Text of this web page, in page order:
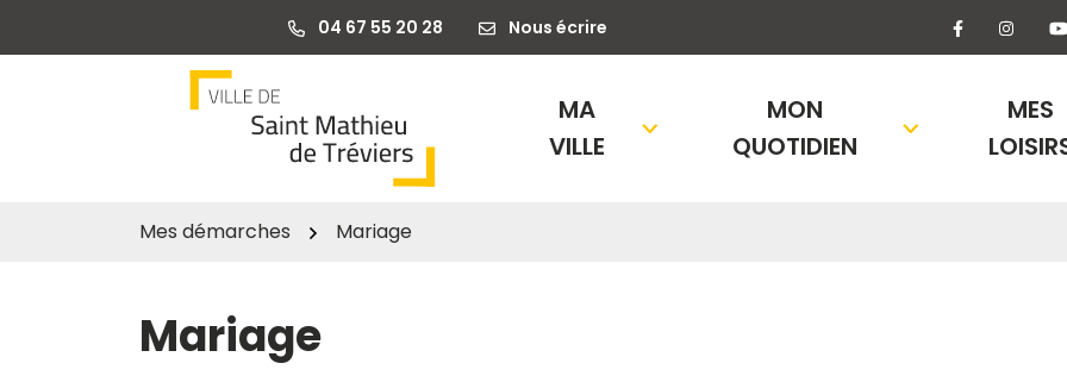
04 67 55 20 28 Nous écrire Lien vers
Lien
MA
VILLE
MON
QUOTIDIEN
MES
Mes démarches Mariage
Mariage